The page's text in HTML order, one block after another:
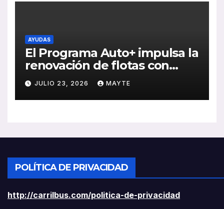
AYUDAS
El Programa Auto+ impulsa la
renovación de flotas con
ayudas a vehículos eléctricos
ligeros
JULIO 23, 2026 MAYTE
POLÍTICA DE PRIVACIDAD
http://carrilbus.com/politica-de-privacidad